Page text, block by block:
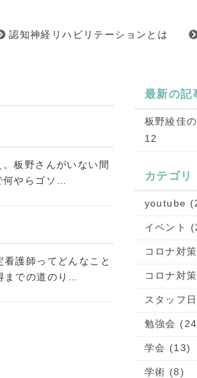
認知神経リハビリテーションとは
板野さんがいない間
何やらゴソ…
護師ってどんなこと
までの道のり…
最新の記
板野綾佳
12
カテゴリ
youtube
イベント
コロナ対
コロナ対
スタッフ
勉強会
学会 (13)
学術 (8)